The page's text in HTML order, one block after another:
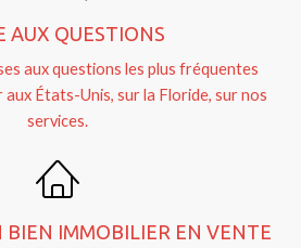
AUX QUESTIONS
aux questions les plus fréquentes
aux États-Unis, sur la Floride, sur nos
services.
BIEN IMMOBILIER EN VENTE